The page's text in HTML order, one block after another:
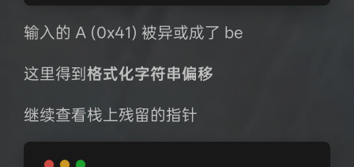
输入的 A (0x41) 被异或成了 be
这里得到 格式化字符串偏移
继续查看栈上残留的指针